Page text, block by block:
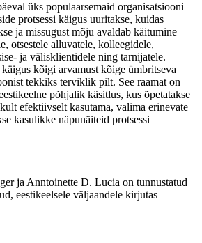
üks populaarsemaid organisatsiooni
protsessi käigus uuritakse, kuidas
ja missugust mõju avaldab käitumine
otsestele alluvatele, kolleegidele,
ja välisklientidele ning tarnijatele.
kõigi arvamust kõige ümbritseva
tekkiks terviklik pilt. See raamat on
põhjalik käsitlus, kus õpetatakse
efektiivselt kasutama, valima erinevate
kasulikke näpunäiteid protsessi
ja Anntoinette D. Lucia on tunnustatud
eestikeelsele väljaandele kirjutas